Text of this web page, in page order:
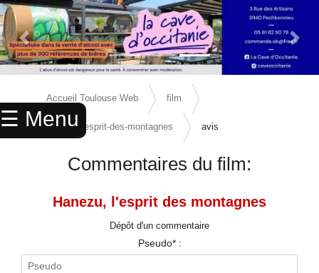
☰ Menu
× ACCUEIL
ANNUAIRE
CINEMA
SPORTS
Previous Slide Next
Accueil Toulouse Web film
hanezu-l-esprit-des-montagnes avis
Commentaires du film:
Hanezu, l'esprit des montagnes
Dépôt d'un commentaire
Pseudo* :